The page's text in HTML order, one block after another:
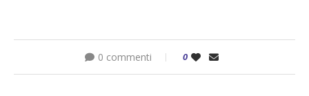
0 commenti 0